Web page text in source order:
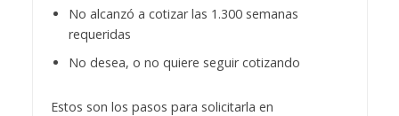
No alcanzó a cotizar las 1.300 semanas
requeridas
No desea, o no quiere seguir cotizando
Estos son los pasos para solicitarla en